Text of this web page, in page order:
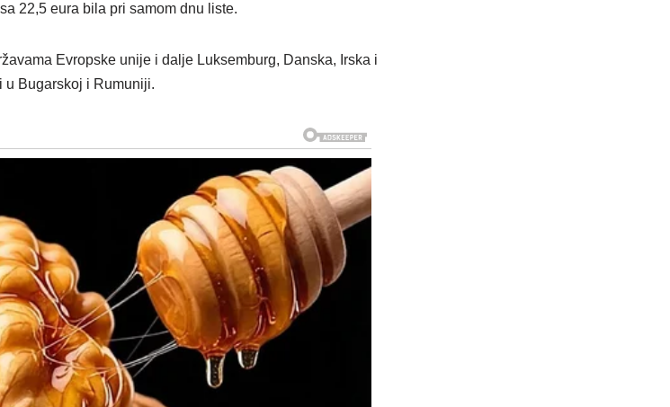
22,5 eura bila pri samom dnu liste.
Evropske unije i dalje Luksemburg, Danska, Irska i
u Bugarskoj i Rumuniji.